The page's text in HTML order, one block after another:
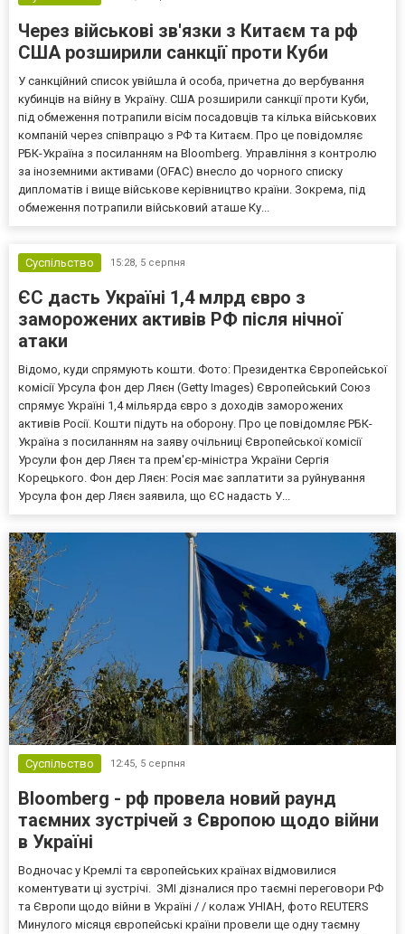
Через військові зв'язки з Китаєм та рф
США розширили санкції проти Куби
У санкційний список увійшла й особа, причетна до вербування
кубинців на війну в Україну. США розширили санкції проти Куби,
під обмеження потрапили вісім посадовців та кілька військових
компаній через співпрацю з РФ та Китаєм. Про це повідомляє
РБК-Україна з посиланням на Bloomberg. Управління з контролю
за іноземними активами (OFAC) внесло до чорного списку
дипломатів і вище військове керівництво країни. Зокрема, під
обмеження потрапили військовий аташе Ку...
Суспільство 15:28, 5 серпня
ЄС дасть Україні 1,4 млрд євро з
заморожених активів РФ після нічної
атаки
Відомо, куди спрямують кошти. Фото: Президентка Європейської
комісії Урсула фон дер Ляєн (Getty Images) Європейський Союз
спрямує Україні 1,4 мільярда євро з доходів заморожених
активів Росії. Кошти підуть на оборону. Про це повідомляє РБК-
Україна з посиланням на заяву очільниці Європейської комісії
Урсули фон дер Ляєн та прем'єр-міністра України Сергія
Корецького. Фон дер Ляєн: Росія має заплатити за руйнування
Урсула фон дер Ляєн заявила, що ЄС надасть У...
Суспільство 12:45, 5 серпня
Bloomberg - рф провела новий раунд
таємних зустрічей з Європою щодо війни
в Україні
Водночас у Кремлі та європейських країнах відмовилися
коментувати ці зустрічі. ЗМІ дізналися про таємні переговори РФ
та Європи щодо війни в Україні / / колаж УНІАН, фото REUTERS
Минулого місяця європейські країни провели ще одну таємну